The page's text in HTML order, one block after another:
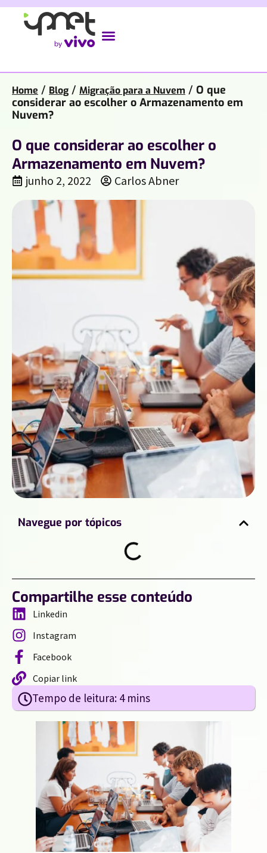
Home / Blog / Migração para a Nuvem / O que
considerar ao escolher o Armazenamento em
Nuvem?
O que considerar ao escolher o
Armazenamento em Nuvem?
junho 2, 2022 Carlos Abner
Navegue por tópicos
Compartilhe esse conteúdo
Linkedin
Instagram
Facebook
Copiar link